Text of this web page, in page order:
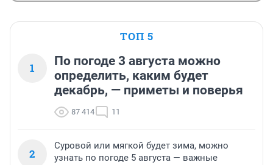
ТОП 5
1
По погоде 3 августа можно
определить, каким будет
декабрь, — приметы и поверья
87 414 11
2
Суровой или мягкой будет зима, можно
узнать по погоде 5 августа — важные